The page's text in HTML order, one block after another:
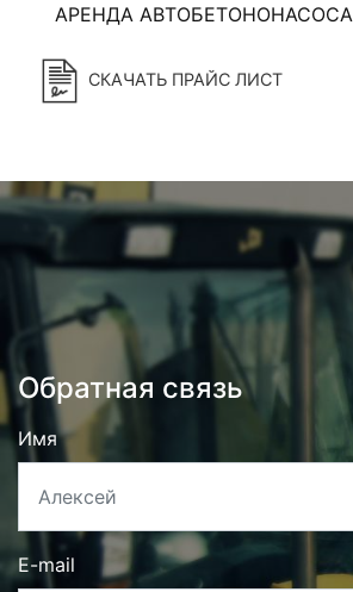
АРЕНДА АВТОБЕТОНОНАСОСА
СКАЧАТЬ ПРАЙС ЛИСТ
Обратная связь
Имя
E-mail